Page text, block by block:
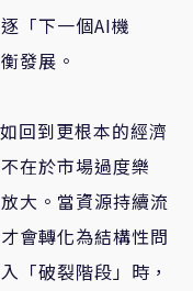
「下一個AI機
發展。
回到更根本的經濟
在於市場過度樂
大。當資源持續流
會轉化為結構性問
「破裂階段」時，